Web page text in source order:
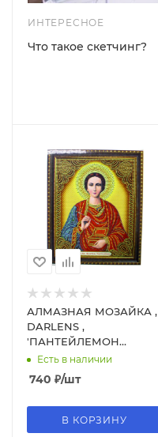
ИНТЕРЕСНОЕ
Что такое скетчинг?
АЛМАЗНАЯ МОЗАЙКА ,
DARLENS ,
'ПАНТЕЙЛЕМОН
ИСЦЕЛИТЕЛЬ' , 270х330
мм, 11 цв, AS73473
Есть в наличии
740 ₽/шт
В КОРЗИНУ